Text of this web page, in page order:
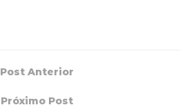
Post Anterior
Próximo Post